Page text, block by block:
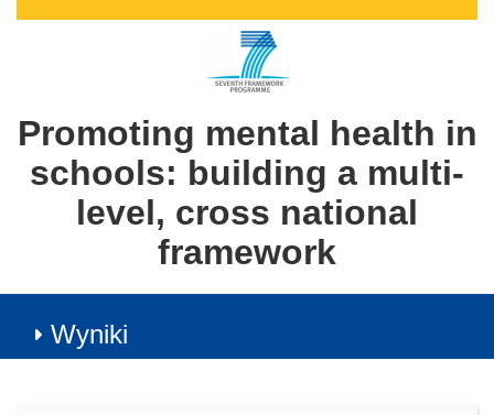
Promoting mental health in
schools: building a multi-
level, cross national
framework
Wyniki